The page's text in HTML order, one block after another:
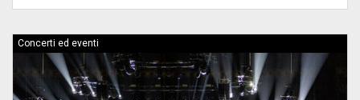
Concerti ed eventi